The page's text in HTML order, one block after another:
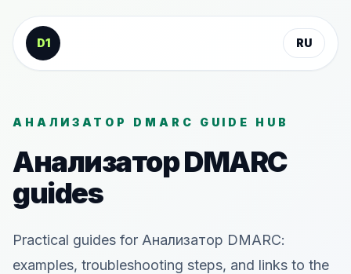
К содержанию
D1
RU
АНАЛИЗАТОР DMARC GUIDE HUB
Анализатор DMARC
guides
Practical guides for Анализатор DMARC:
examples, troubleshooting steps, and links to the